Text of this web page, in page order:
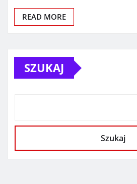
READ MORE
SZUKAJ
Szukaj